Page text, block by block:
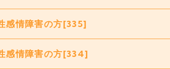
感情障害の方[335]
感情障害の方[334]